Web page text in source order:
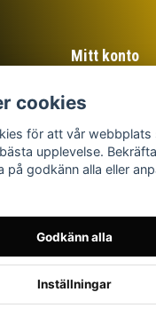
Mitt konto
Registrera dig
cookies
för att vår webbplats
upplevelse.
på godkänn alla eller
Godkänn alla
Inställningar